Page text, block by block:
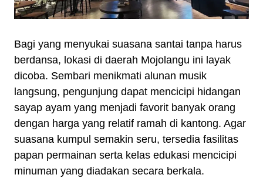
Bagi yang menyukai suasana santai tanpa harus
berdansa, lokasi di daerah Mojolangu ini layak
dicoba. Sembari menikmati alunan musik
langsung, pengunjung dapat mencicipi hidangan
sayap ayam yang menjadi favorit banyak orang
dengan harga yang relatif ramah di kantong. Agar
suasana kumpul semakin seru, tersedia fasilitas
papan permainan serta kelas edukasi mencicipi
minuman yang diadakan secara berkala.